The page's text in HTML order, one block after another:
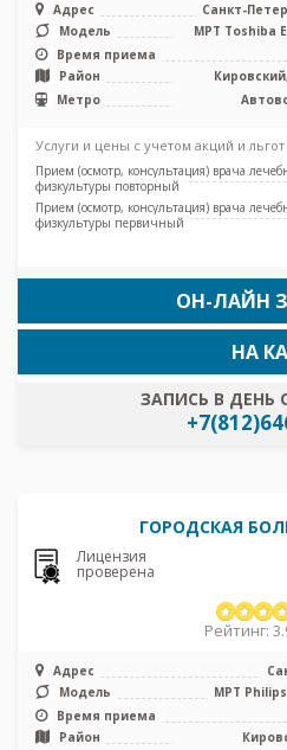
Адрес
Санкт-
Модель
МРТ Toshiba
Время приема
Район
Метро
Услуги и цены с учетом акций и льгот
Прием (осмотр, консультация) врача
физкультуры повторный
Прием (осмотр, консультация) врача
физкультуры первичный
ОН-ЛАЙН
ЗАПИСЬ В ДЕНЬ
НА
ГОРОДСКАЯ
Лицензия
проверена
Рейтинг:
Адрес
Модель
МРТ
Время приема
Район